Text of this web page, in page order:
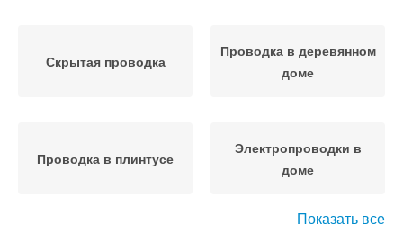
Скрытая проводка
Проводка в деревянном
доме
Проводка в плинтусе
Электропроводки в
доме
Показать все